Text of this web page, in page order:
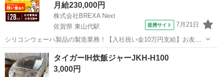
月給230,000円
株式会社BREXA Next
佐賀県 東山代駅
提携サイト 7月21日
シリコンウェーハ製品の製造業務！【入社祝い金10万円支給】お友達
やカップルとの応募OK◎年間休日129日＆休出なしでプライベート充
実♪業務はクリーンルームで快適作業◎自社正社員登用制度あり★1食
300円～の格安食堂あり！《佐...
佐賀 伊万里市 東山代駅 その他
タイガーIH炊飯ジャーJKH-H100
3,000円